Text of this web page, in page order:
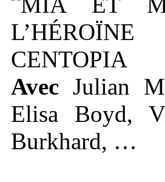
AvecJulian
Elisa Boyd,
Burkhard, …